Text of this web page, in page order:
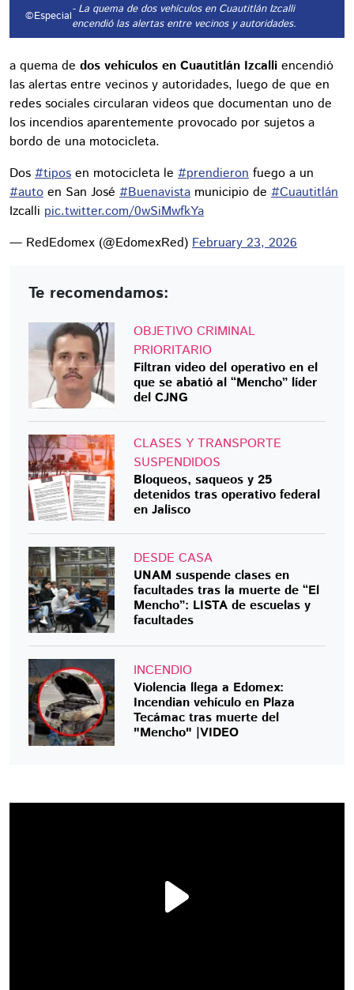
©Especial- La quema de dos vehículos en Cuautitlán Izcalli
encendió las alertas entre vecinos y autoridades.
a quema de dos vehículos en Cuautitlán Izcalli encendió
las alertas entre vecinos y autoridades, luego de que en
redes sociales circularan videos que documentan uno de
los incendios aparentemente provocado por sujetos a
bordo de una motocicleta.
Dos #tipos en motocicleta le #prendieron fuego a un
#auto en San José #Buenavista municipio de #Cuautitlán
Izcalli pic.twitter.com/0wSiMwfkYa
— RedEdomex (@EdomexRed) February 23, 2026
Te recomendamos:
OBJETIVO CRIMINAL
PRIORITARIO
Filtran video del operativo en el
que se abatió al “Mencho” líder
del CJNG
CLASES Y TRANSPORTE
SUSPENDIDOS
Bloqueos, saqueos y 25
detenidos tras operativo federal
en Jalisco
DESDE CASA
UNAM suspende clases en
facultades tras la muerte de “El
Mencho”: LISTA de escuelas y
facultades
INCENDIO
Violencia llega a Edomex:
Incendian vehículo en Plaza
Tecámac tras muerte del
"Mencho" |VIDEO